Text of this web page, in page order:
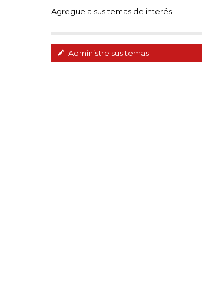
Agregue a sus temas de interés
Administre sus temas